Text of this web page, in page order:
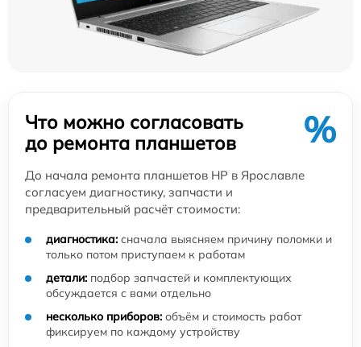
Что можно согласовать
до ремонта планшетов
%
До начала ремонта планшетов HP в Ярославле
согласуем диагностику, запчасти и
предварительный расчёт стоимости:
диагностика: сначала выясняем причину поломки и
только потом приступаем к работам
детали: подбор запчастей и комплектующих
обсуждается с вами отдельно
несколько приборов: объём и стоимость работ
фиксируем по каждому устройству